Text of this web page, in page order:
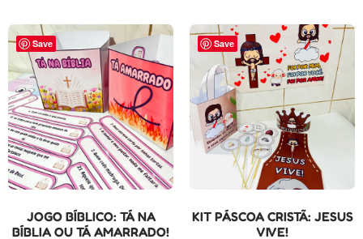
Save
JOGO BÍBLICO: TÁ NA
BÍBLIA OU TÁ AMARRADO!
Save
KIT PÁSCOA CRISTÃ: JESUS
VIVE!